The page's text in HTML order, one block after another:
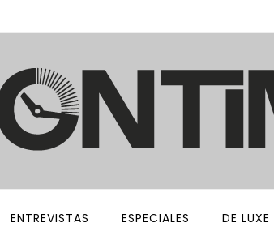
ENTREVISTAS ESPECIALES DE LUXE